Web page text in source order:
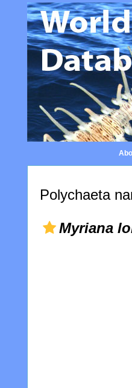
Polychaeta
Myriana